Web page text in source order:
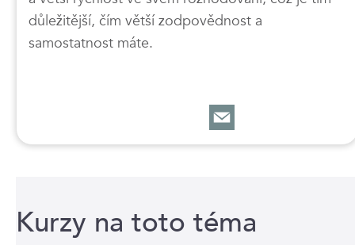
důležitější, čím větší zodpovědnost a
samostatnost máte.
Kurzy na toto téma